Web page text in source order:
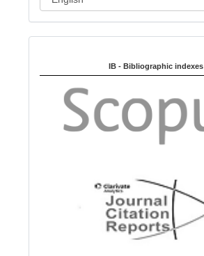
a
u
g
IB - Bibliographic indexes